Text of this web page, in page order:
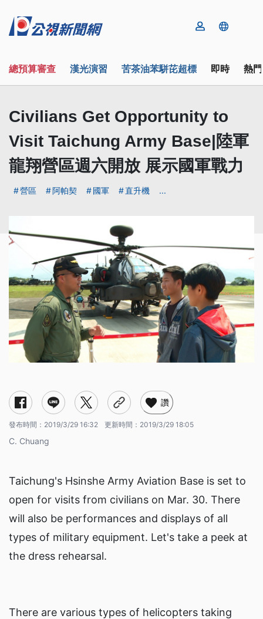
總預算審查 漢光演習 苦茶油苯駢芘超標 即時 熱
Civilians Get Opportunity to
Visit Taichung Army Base|陸軍
龍翔營區週六開放 展示國軍戰力
營區 阿帕契 國軍 直升機 ...
讚
發布時間： 2019/3/29 16:32 更新時間： 2019/3/29 18:05
C. Chuang
Taichung's Hsinshe Army Aviation Base is set to
open for visits from civilians on Mar. 30. There
will also be performances and displays of all
types of military equipment. Let's take a peek at
the dress rehearsal.
There are various types of helicopters taking